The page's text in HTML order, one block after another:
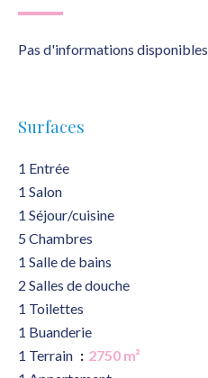
Pas d'informations disponibles
Surfaces
1 Entrée
1 Salon
1 Séjour/cuisine
5 Chambres
1 Salle de bains
2 Salles de douche
1 Toilettes
1 Buanderie
1 Terrain
2750 m²